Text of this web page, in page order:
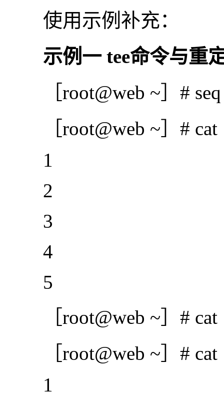
使用示例补充：
示例一 tee命令与重
［root@web ~］# seq
［root@web ~］# cat
1
2
3
4
5
［root@web ~］# cat
［root@web ~］# cat
1